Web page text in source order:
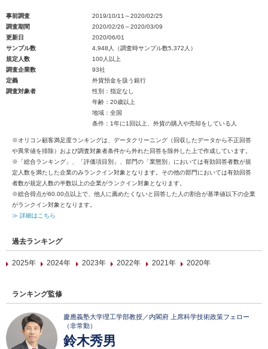
事前調査
2019/10/11～2020/02/25
調査期間
2020/02/26～2020/03/09
更新日
2020/06/01
サンプル数
4,948人（調査時サンプル数5,372人）
規定人数
100人以上
調査企業数
93社
定義
外貨預金を扱う銀行
調査対象者
性別：指定なし
年齢：20歳以上
地域：全国
条件：1年に1回以上、外貨の購入や売却をしている人
※オリコン顧客満足度ランキングは、データクリーニング（回収したデータから不正回答
や異常値を排除）および調査対象者条件から外れた回答を除外した上で作成しています。
※「総合ランキング」、「評価項目別」、部門の「業態別」においては有効回答者数が規
定人数を満たした企業のみランクイン対象となります。その他の部門においては有効回答
者数が規定人数の半数以上の企業がランクイン対象となります。
※総合得点が60.00点以上で、他人に薦めたくないと回答した人の割合が基準値以下の企業
がランクイン対象となります。
≫ 詳細はこちら
過去ランキング
2025年 2024年 2023年 2022年 2021年 2020年
ランキング監修
慶應義塾大学理工学部教授／内閣府 上席科学技術政策フェロー
（非常勤）
鈴木秀男